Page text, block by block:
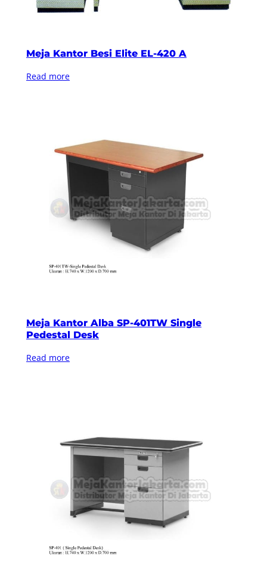
Meja Kantor Besi Elite EL-420 A
Read more
Meja Kantor Alba SP-401TW Single
Pedestal Desk
Read more